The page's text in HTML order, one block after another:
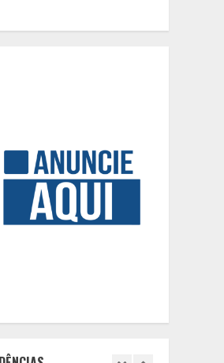
Dia dos Pais
Unidade móvel percorre
cidades de Minas Gerais
BH recebe novos
Belo Horizonte Savassi